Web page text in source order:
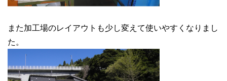
また加工場のレイアウトも少し変えて使いやすくなりまし
た。